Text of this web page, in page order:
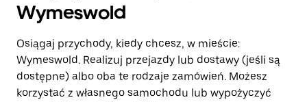
Wymeswold
Osiągaj przychody, kiedy chcesz, w mieście:
Wymeswold. Realizuj przejazdy lub dostawy (jeśli są
dostępne) albo oba te rodzaje zamówień. Możesz
korzystać z własnego samochodu lub wypożyczyć